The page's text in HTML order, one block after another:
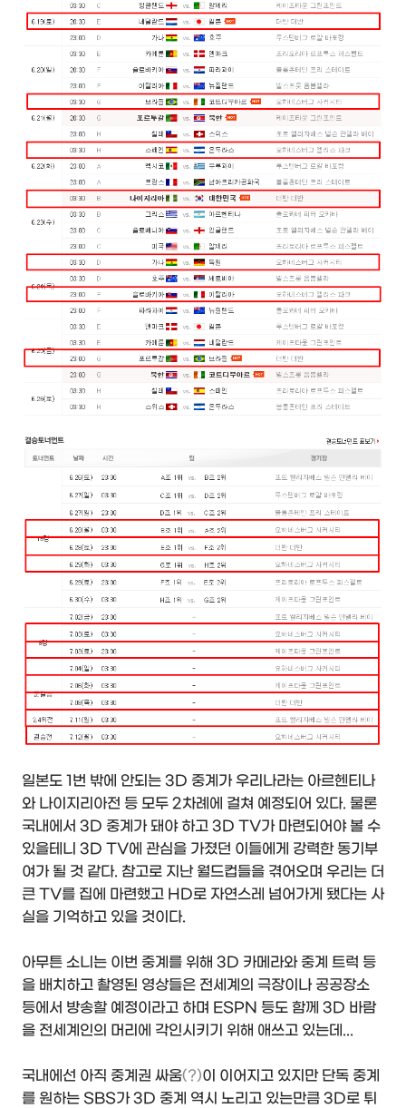
일본도 1번 밖에 안되는 3D 중계가 우리나라는 아르헨티나
와 나이지리아전 등 모두 2차례에 걸쳐 예정되어 있다. 물론
국내에서 3D 중계가 돼야 하고 3D TV가 마련되어야 볼 수
있을테니 3D TV에 관심을 가졌던 이들에게 강력한 동기부
여가 될 것 같다. 참고로 지난 월드컵들을 겪어오며 우리는 더
큰 TV를 집에 마련했고 HD로 자연스레 넘어가게 됐다는 사
실을 기억하고 있을 것이다.
아무튼 소니는 이번 중계를 위해 3D 카메라와 중계 트럭 등
을 배치하고 촬영된 영상들은 전세계의 극장이나 공공장소
등에서 방송할 예정이라고 하며 ESPN 등도 함께 3D 바람
을 전세계인의 머리에 각인시키기 위해 애쓰고 있는데...
국내에선 아직 중계권 싸움(?)이 이어지고 있지만 단독 중계
를 원하는 SBS가 3D 중계 역시 노리고 있는만큼 3D로 튀